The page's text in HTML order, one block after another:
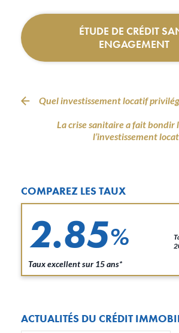
ÉTUDE DE CRÉDIT
ENGAGEMENT
Quel investissement locatif
La crise sanitaire a fait bondir
l’investissement
COMPAREZ LES TAUX
2.85%
Taux excellent sur 15 ans*
ACTUALITÉS DU CRÉDIT